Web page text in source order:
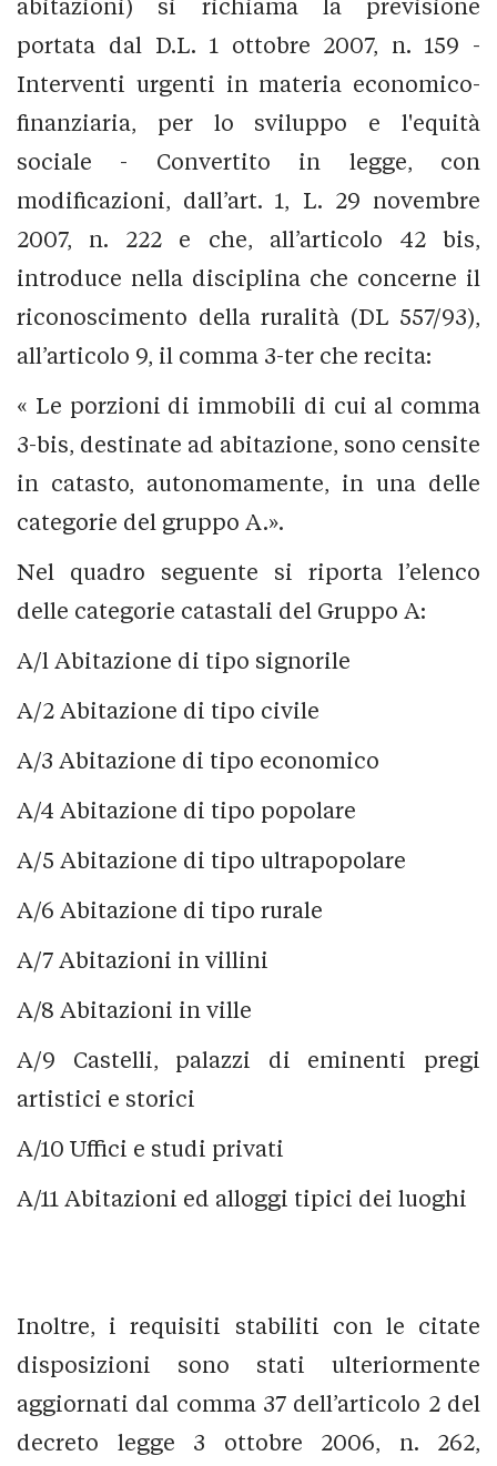
abitazioni) si richiama la previsione
portata dal D.L. 1 ottobre 2007, n. 159 -
Interventi urgenti in materia economico-
finanziaria, per lo sviluppo e l'equità
sociale - Convertito in legge, con
modificazioni, dall’art. 1, L. 29 novembre
2007, n. 222 e che, all’articolo 42 bis,
introduce nella disciplina che concerne il
riconoscimento della ruralità (DL 557/93),
all’articolo 9, il comma 3-ter che recita:
« Le porzioni di immobili di cui al comma
3-bis, destinate ad abitazione, sono censite
in catasto, autonomamente, in una delle
categorie del gruppo A.».
Nel quadro seguente si riporta l’elenco
delle categorie catastali del Gruppo A:
A/l Abitazione di tipo signorile
A/2 Abitazione di tipo civile
A/3 Abitazione di tipo economico
A/4 Abitazione di tipo popolare
A/5 Abitazione di tipo ultrapopolare
A/6 Abitazione di tipo rurale
A/7 Abitazioni in villini
A/8 Abitazioni in ville
A/9 Castelli, palazzi di eminenti pregi
artistici e storici
A/10 Uffici e studi privati
A/11 Abitazioni ed alloggi tipici dei luoghi
Inoltre, i requisiti stabiliti con le citate
disposizioni sono stati ulteriormente
aggiornati dal comma 37 dell’articolo 2 del
decreto legge 3 ottobre 2006, n. 262,